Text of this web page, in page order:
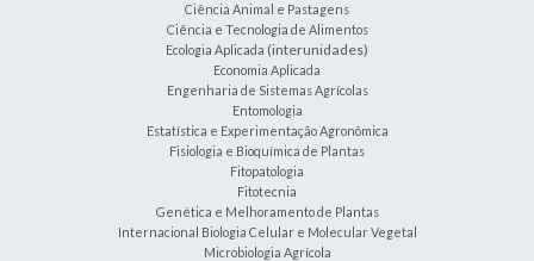
Ciência Animal e Pastagens
Ciência e Tecnologia de Alimentos
Ecologia Aplicada (interunidades)
Economia Aplicada
Engenharia de Sistemas Agrícolas
Entomologia
Estatística e Experimentação Agronômica
Fisiologia e Bioquímica de Plantas
Fitopatologia
Fitotecnia
Genética e Melhoramento de Plantas
Internacional Biologia Celular e Molecular Vegetal
Microbiologia Agrícola